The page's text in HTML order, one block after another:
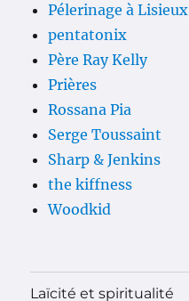
Pélerinage à Lisieux
pentatonix
Père Ray Kelly
Prières
Rossana Pia
Serge Toussaint
Sharp & Jenkins
the kiffness
Woodkid
Laïcité et spiritualité